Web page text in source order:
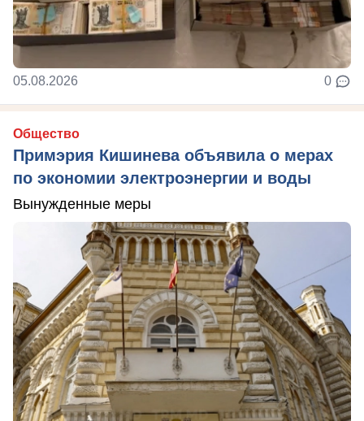
05.08.2026 0
Общество
Примэрия Кишинева объявила о мерах
по экономии электроэнергии и воды
Вынужденные меры